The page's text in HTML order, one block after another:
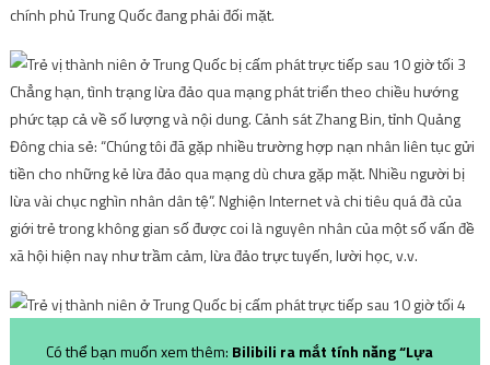
chính phủ Trung Quốc đang phải đối mặt.
Chẳng hạn, tình trạng lừa đảo qua mạng phát triển theo chiều hướng
phức tạp cả về số lượng và nội dung. Cảnh sát Zhang Bin, tỉnh Quảng
Đông chia sẻ: “Chúng tôi đã gặp nhiều trường hợp nạn nhân liên tục gửi
tiền cho những kẻ lừa đảo qua mạng dù chưa gặp mặt. Nhiều người bị
lừa vài chục nghìn nhân dân tệ”. Nghiện Internet và chi tiêu quá đà của
giới trẻ trong không gian số được coi là nguyên nhân của một số vấn đề
xã hội hiện nay như trầm cảm, lừa đảo trực tuyến, lười học, v.v.
Có thể bạn muốn xem thêm: Bilibili ra mắt tính năng “Lựa